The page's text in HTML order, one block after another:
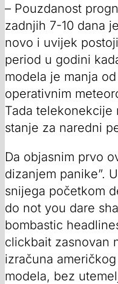
– Pouzdanost
zadnjih 7-10 dana
novo i uvijek
period u godini
modela je manja
operativnim
Tada
stanje za naredni
Da objasnim prvo
dizanjem panike”.
snijega početkom
do not you dare
bombastic
clickbait zasnovan
izračuna
modela, bez